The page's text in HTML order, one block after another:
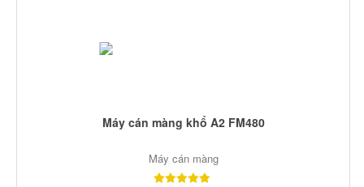
Máy cán màng khổ A2 FM480
Máy cán màng